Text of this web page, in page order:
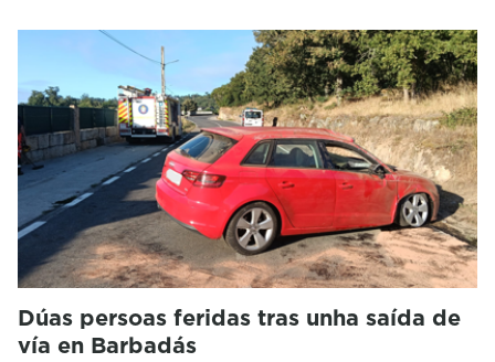
Dúas persoas feridas tras unha saída de
vía en Barbadás